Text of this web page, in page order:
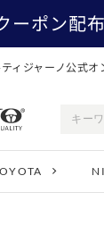
ーポン配
ィジャーノ公式オ